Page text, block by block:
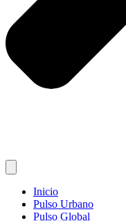
Inicio
Pulso Urbano
Pulso Global